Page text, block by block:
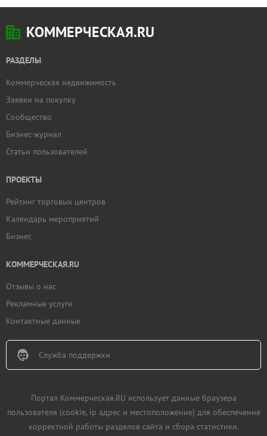
КОММЕРЧЕСКАЯ.RU
РАЗДЕЛЫ
Коммерческая недвижимость
Заявки на покупку
Сообщество
Бизнес-журнал
Статьи пользователей
ПРОЕКТЫ
Рейтинг торговых центров
Календарь мероприятий
Бизнес
КОММЕРЧЕСКАЯ.RU
Отзывы о нас
Рекламные услуги
Контактные данные
Служба поддержки
Портал Коммерческая.RU использует данные браузера
пользователя (cookie, ip адрес и местоположение) для обеспечения
корректной работы разделов сайта и сбора статистики.